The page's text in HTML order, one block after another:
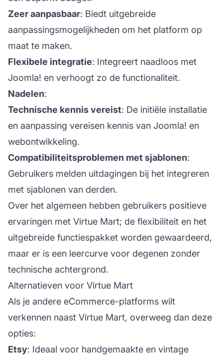
Zeer aanpasbaar: Biedt uitgebreide
aanpassingsmogelijkheden om het platform op
maat te maken.
Flexibele integratie: Integreert naadloos met
Joomla! en verhoogt zo de functionaliteit.
Nadelen:
Technische kennis vereist: De initiële installatie
en aanpassing vereisen kennis van Joomla! en
webontwikkeling.
Compatibiliteitsproblemen met sjablonen:
Gebruikers melden uitdagingen bij het integreren
met sjablonen van derden.
Over het algemeen hebben gebruikers positieve
ervaringen met Virtue Mart; de flexibiliteit en het
uitgebreide functiespakket worden gewaardeerd,
maar er is een leercurve voor degenen zonder
technische achtergrond.
Alternatieven voor Virtue Mart
Als je andere eCommerce-platforms wilt
verkennen naast Virtue Mart, overweeg dan deze
opties:
Etsy: Ideaal voor handgemaakte en vintage